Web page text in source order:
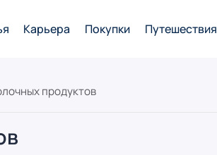
Карьера Покупки Путешествия
продуктов